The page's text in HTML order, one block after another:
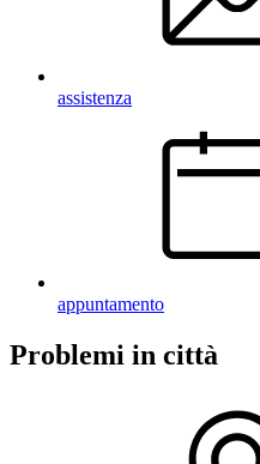
assistenza
appuntamento
Problemi in città